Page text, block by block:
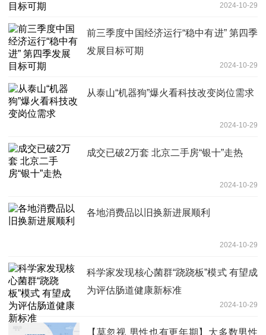
2024-10-29
前三季度中国经济运行“稳中有进” 第四季
发展目标可期
2024-10-29
从泰山“机器狗”爆火看科技改变岗位需求
2024-10-29
成交已破2万套 北京二手房“银十”走热
2024-10-29
各地消费品以旧换新进展顺利
2024-10-29
科学家发现核心菌群“跷跷板”模式 有望成
为评估肠道健康新标准
2024-10-29
【莫忽视 男性也有更年期】大多数男性